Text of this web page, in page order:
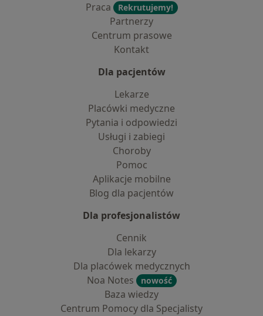
Praca
Rekrutujemy!
Partnerzy
Centrum prasowe
Kontakt
Dla pacjentów
Lekarze
Placówki medyczne
Pytania i odpowiedzi
Usługi i zabiegi
Choroby
Pomoc
Aplikacje mobilne
Blog dla pacjentów
Dla profesjonalistów
Cennik
Dla lekarzy
Dla placówek medycznych
Noa Notes
nowość
Baza wiedzy
Centrum Pomocy dla Specjalisty